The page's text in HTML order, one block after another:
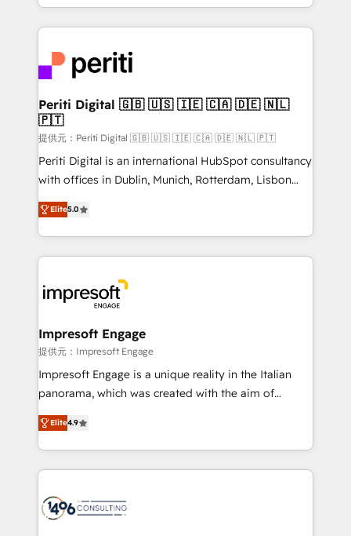
business with HubSpot? Let Cebra’s experts help
you grow faster, smarter, and with impact.
ideas, opportunities, and challenges into meaningful
experiences. To us, technology is more than just
and—most importantly—simple. That’s why we lean
into bold ideas and shape them into thoughtful
products and strategies that actually make a
difference.
Periti Digital 🇬🇧 🇺🇸 🇮🇪 🇨🇦 🇩🇪 🇳🇱
🇵🇹
提供元：Periti Digital 🇬🇧 🇺🇸 🇮🇪 🇨🇦 🇩🇪 🇳🇱 🇵🇹
Periti Digital is an international HubSpot consultancy
with offices in Dublin, Munich, Rotterdam, Lisbon
and New York. 🔎 We are focused on enhancing
revenue-generation strategies for clients through
complete integration of core business processes
and systems (such as ERP and e-commerce
results. 🎯 We present a solution-centric approach
and we're focused on HubSpot. We work with some
of HubSpot's most important customers to generate
value from the platform in the long term. 🤖 We have
worked 400+ HubSpot customers across industries
but specialise in the more complex projects where
represent key aspects of the project's success.
Elite5.0
Impresoft Engage
提供元：Impresoft Engage
Impresoft Engage is a unique reality in the Italian
panorama, which was created with the aim of
putting Customer Experience at the center by
creating digital environments capable of integrating
people, processes and data. We offer the best
digital solutions on the market, ranging from CRM
marketing automation to online and offline sales
Elite4.9